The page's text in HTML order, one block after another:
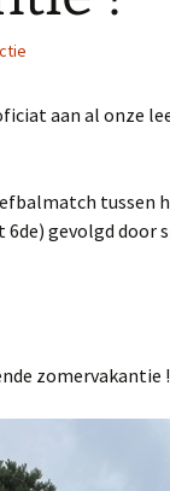
aan al onze
tussen
gevolgd door
zomervakantie !